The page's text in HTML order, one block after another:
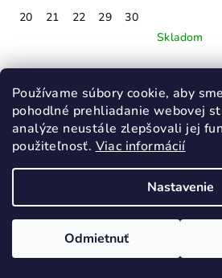
Používame súbory cookie, aby
pohodlné prehliadanie webovej
analýze neustále zlepšovali jej
použiteľnosť. Viac informácií
Nastavenie
Odmietnuť
20 21 22 29
30
Skladom
Detail